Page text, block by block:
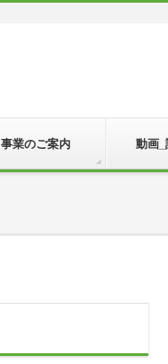
事業のご案内 動画_